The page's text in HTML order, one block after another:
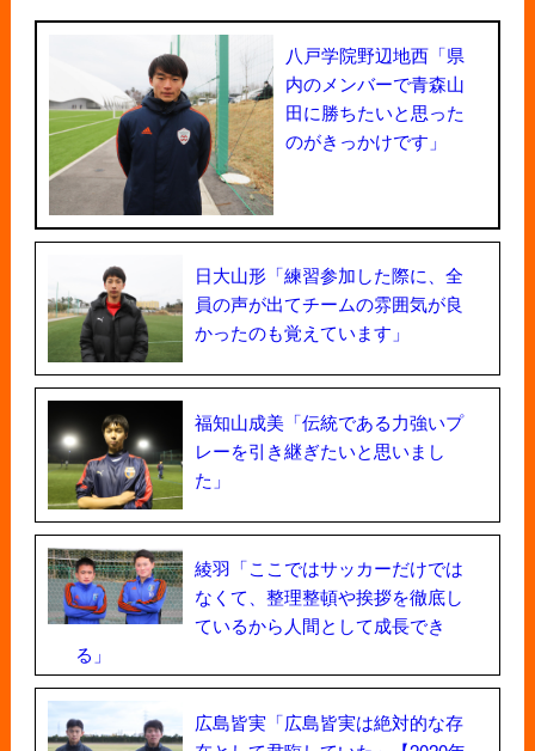
八戸学院野辺地西「県
内のメンバーで青森山
田に勝ちたいと思った
のがきっかけです」
日大山形「練習参加した際に、全
員の声が出てチームの雰囲気が良
かったのも覚えています」
福知山成美「伝統である力強いプ
レーを引き継ぎたいと思いまし
た」
綾羽「ここではサッカーだけでは
なくて、整理整頓や挨拶を徹底し
ているから人間として成長でき
る」
広島皆実「広島皆実は絶対的な存